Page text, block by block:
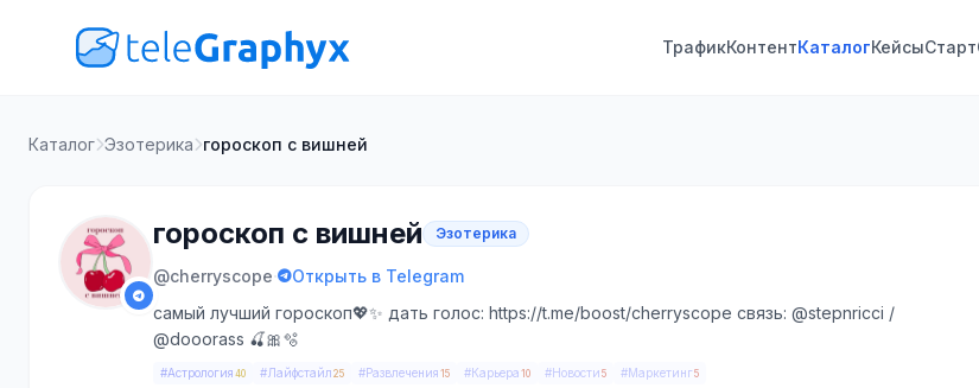
ТрафикКонтентКаталогКейсыСтарт
Каталог Эзотерика гороскоп с вишней
гороскоп с вишней Эзотерика
@cherryscope·
Открыть в Telegram
самый лучший гороскоп💖✨ дать голос: https://t.me/boost/cherryscope связь: @stepnricci /
@dooorass 🍒🎀🫧
#Астрология 40 #Лайфстайл 25 #Развлечения 15 #Карьера 10 #Новости 5 #Маркетинг 5